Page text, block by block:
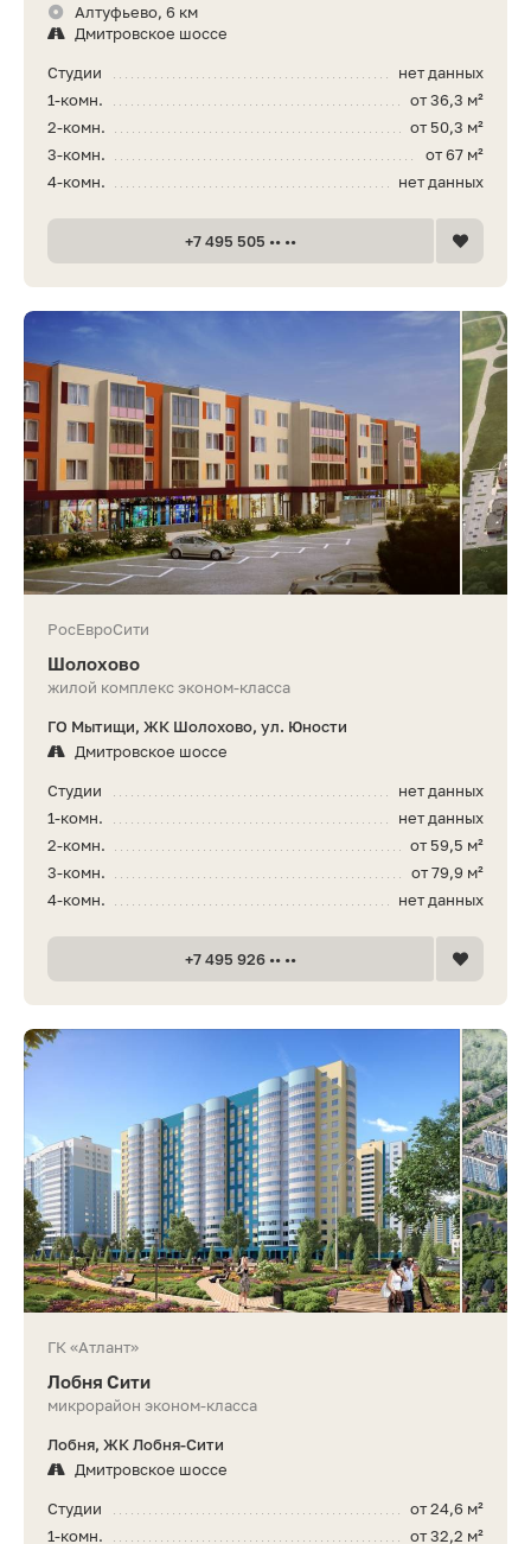
Алтуфьево, 6 км
Дмитровское шоссе
нет данных
Студии
от 36,3 м²
1-комн.
от 50,3 м²
2-комн.
от 67 м²
3-комн.
нет данных
4-комн.
+7 495 505 •• ••
РосЕвроСити
Шолохово
жилой комплекс эконом-класса
ГО Мытищи, ЖК Шолохово, ул. Юности
Дмитровское шоссе
нет данных
Студии
нет данных
1-комн.
от 59,5 м²
2-комн.
от 79,9 м²
3-комн.
нет данных
4-комн.
+7 495 926 •• ••
ГК «Атлант»
Лобня Сити
микрорайон эконом-класса
Лобня, ЖК Лобня-Сити
Дмитровское шоссе
от 24,6 м²
Студии
от 32,2 м²
1-комн.